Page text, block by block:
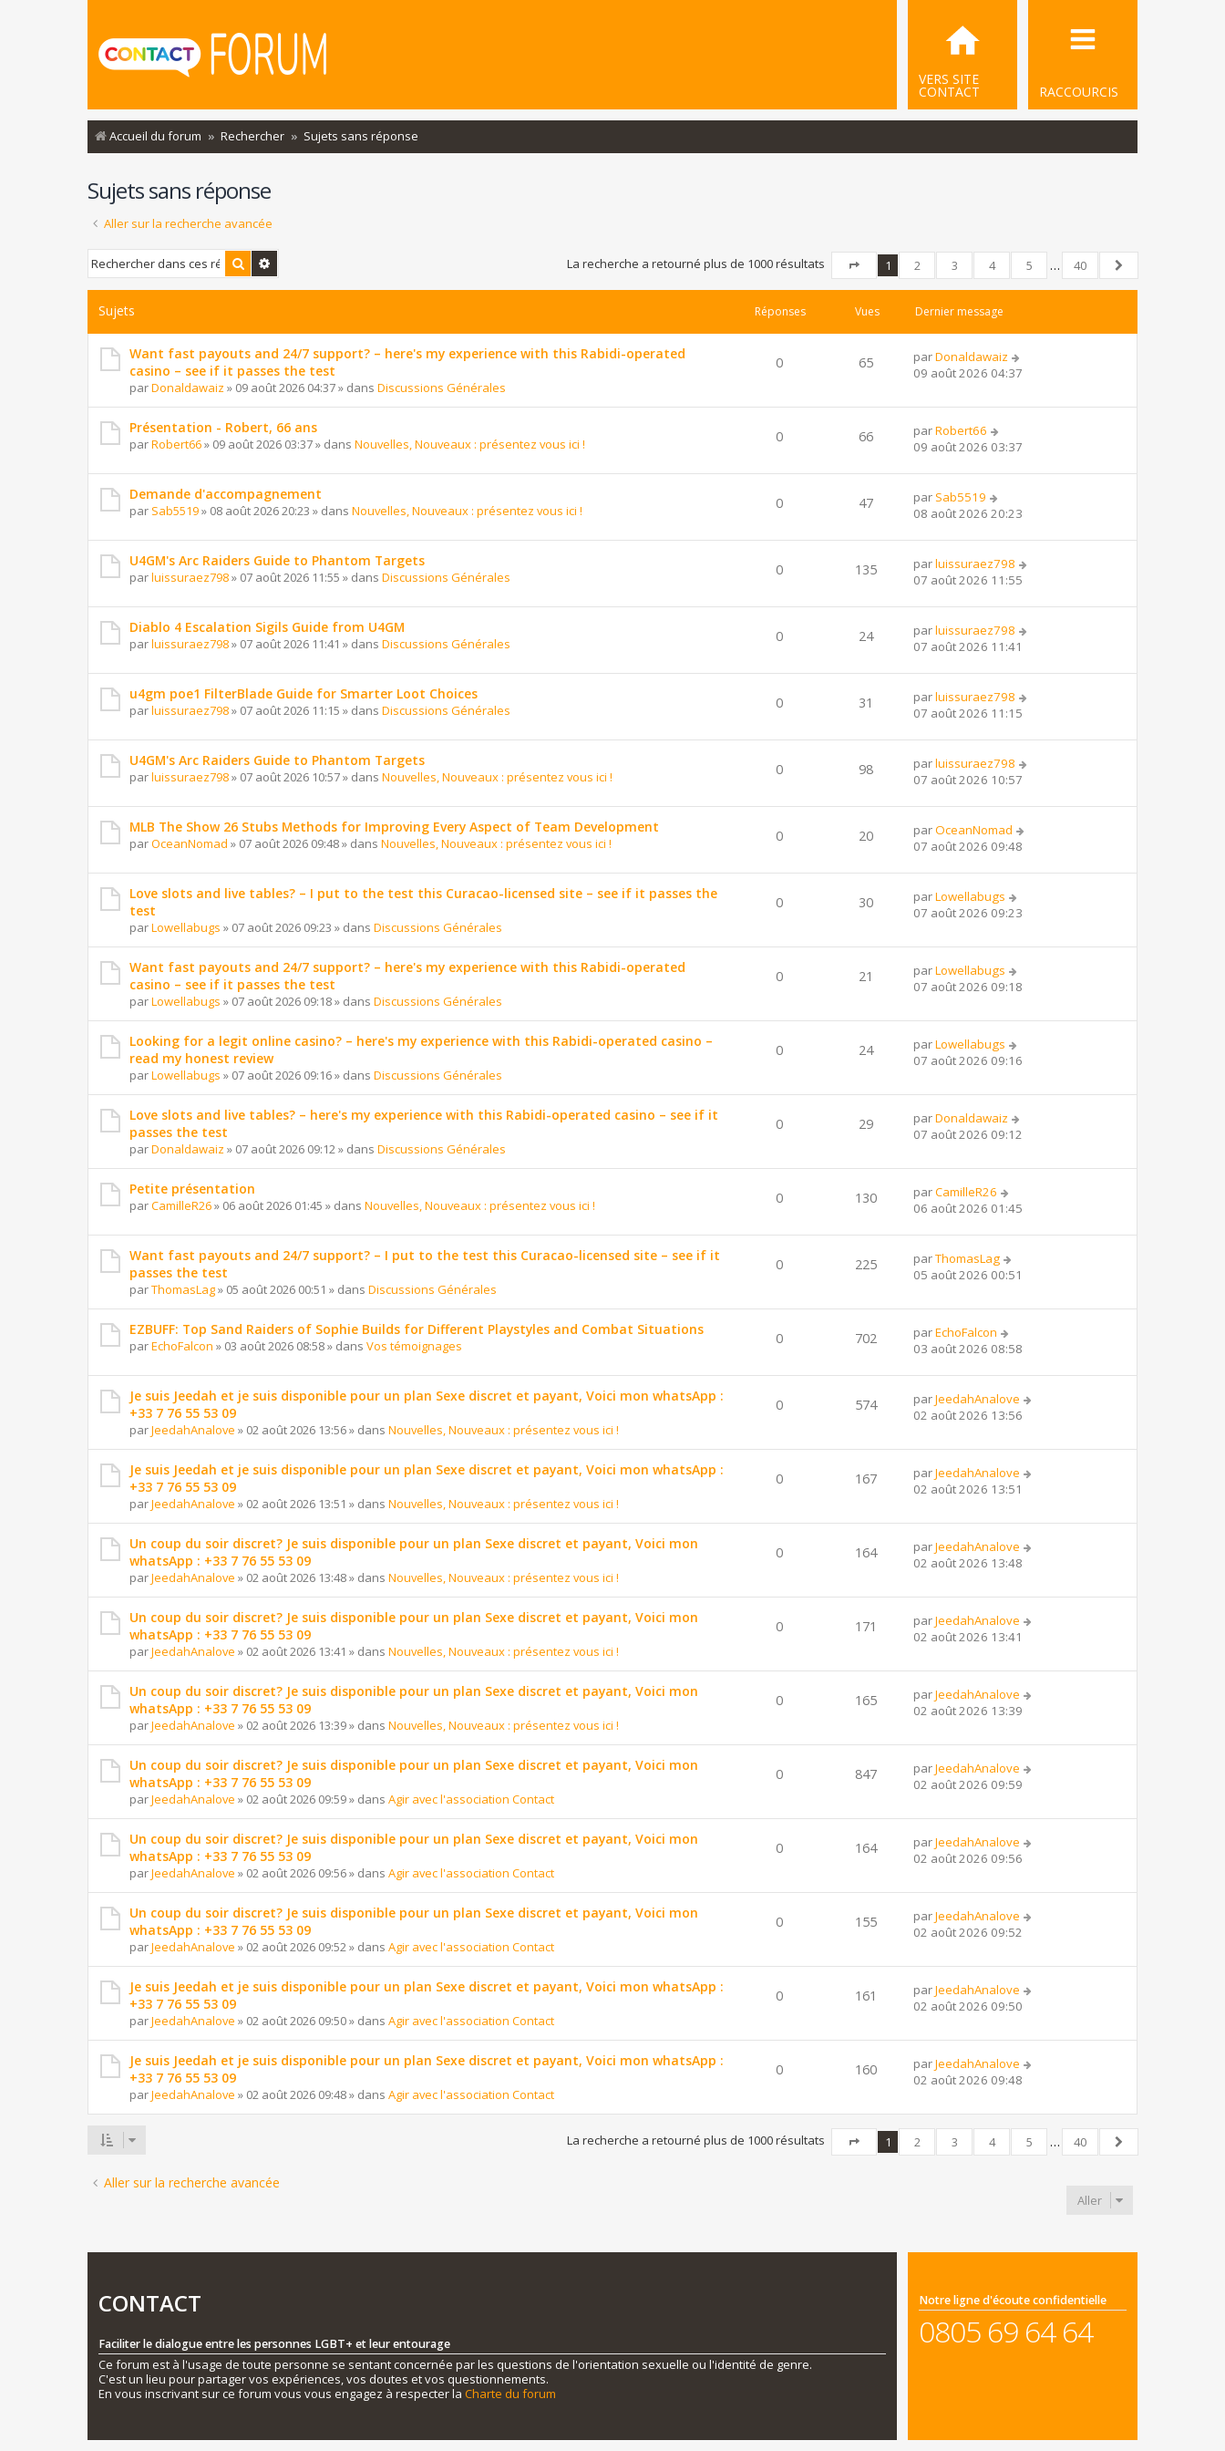
RACCOURCIS
VERS SITE
CONTACT
Accueil du forum Rechercher Sujets sans réponse
Sujets sans réponse
Aller sur la recherche avancée
Rechercher
La recherche a retourné plus de 1000 résultats
Page
sur40
1 2 3 4 5 …
40
Suivant
Sujets Réponses Vues Dernier message
Want fast payouts and 24/7 support? – here's my experience with this Rabidi-operated
casino – see if it passes the test
parDonaldawaiz » 09 août 2026 04:37» dans Discussions Générales
0 65 parDonaldawaiz
09 août 2026 04:37
Présentation - Robert, 66 ans
parRobert66» 09 août 2026 03:37» dans Nouvelles, Nouveaux : présentez vous ici ! 0 66 parRobert66
09 août 2026 03:37
Demande d'accompagnement
par Sab5519» 08 août 2026 20:23 » dans Nouvelles, Nouveaux : présentez vous ici ! 0 47 par Sab5519
08 août 2026 20:23
U4GM's Arc Raiders Guide to Phantom Targets
parluissuraez798» 07 août 2026 11:55 » dans Discussions Générales 0 135 parluissuraez798
07 août 2026 11:55
Diablo 4 Escalation Sigils Guide from U4GM
parluissuraez798» 07 août 2026 11:41 » dans Discussions Générales 0 24 parluissuraez798
07 août 2026 11:41
u4gm poe1 FilterBlade Guide for Smarter Loot Choices
parluissuraez798» 07 août 2026 11:15 » dans Discussions Générales 0 31 parluissuraez798
07 août 2026 11:15
U4GM's Arc Raiders Guide to Phantom Targets
parluissuraez798» 07 août 2026 10:57» dans Nouvelles, Nouveaux : présentez vous ici ! 0 98 parluissuraez798
07 août 2026 10:57
MLB The Show 26 Stubs Methods for Improving Every Aspect of Team Development
parOceanNomad » 07 août 2026 09:48» dans Nouvelles, Nouveaux : présentez vous ici ! 0 20 parOceanNomad
07 août 2026 09:48
Love slots and live tables? – I put to the test this Curacao-licensed site – see if it passes the
test
parLowellabugs » 07 août 2026 09:23 » dans Discussions Générales
0 30 parLowellabugs
07 août 2026 09:23
Want fast payouts and 24/7 support? – here's my experience with this Rabidi-operated
casino – see if it passes the test
parLowellabugs » 07 août 2026 09:18» dans Discussions Générales
0 21 parLowellabugs
07 août 2026 09:18
Looking for a legit online casino? – here's my experience with this Rabidi-operated casino –
read my honest review
parLowellabugs » 07 août 2026 09:16» dans Discussions Générales
0 24 parLowellabugs
07 août 2026 09:16
Love slots and live tables? – here's my experience with this Rabidi-operated casino – see if it
passes the test
parDonaldawaiz » 07 août 2026 09:12 » dans Discussions Générales
0 29 parDonaldawaiz
07 août 2026 09:12
Petite présentation
parCamilleR26» 06 août 2026 01:45 » dans Nouvelles, Nouveaux : présentez vous ici ! 0 130 parCamilleR26
06 août 2026 01:45
Want fast payouts and 24/7 support? – I put to the test this Curacao-licensed site – see if it
passes the test
parThomasLag» 05 août 2026 00:51 » dans Discussions Générales
0 225 parThomasLag
05 août 2026 00:51
EZBUFF: Top Sand Raiders of Sophie Builds for Different Playstyles and Combat Situations
parEchoFalcon » 03 août 2026 08:58» dans Vos témoignages 0 702 parEchoFalcon
03 août 2026 08:58
Je suis Jeedah et je suis disponible pour un plan Sexe discret et payant, Voici mon whatsApp :
+33 7 76 55 53 09
parJeedahAnalove » 02 août 2026 13:56» dans Nouvelles, Nouveaux : présentez vous ici !
0 574 parJeedahAnalove
02 août 2026 13:56
Je suis Jeedah et je suis disponible pour un plan Sexe discret et payant, Voici mon whatsApp :
+33 7 76 55 53 09
parJeedahAnalove » 02 août 2026 13:51 » dans Nouvelles, Nouveaux : présentez vous ici !
0 167 parJeedahAnalove
02 août 2026 13:51
Un coup du soir discret? Je suis disponible pour un plan Sexe discret et payant, Voici mon
whatsApp : +33 7 76 55 53 09
parJeedahAnalove » 02 août 2026 13:48» dans Nouvelles, Nouveaux : présentez vous ici !
0 164 parJeedahAnalove
02 août 2026 13:48
Un coup du soir discret? Je suis disponible pour un plan Sexe discret et payant, Voici mon
whatsApp : +33 7 76 55 53 09
parJeedahAnalove » 02 août 2026 13:41 » dans Nouvelles, Nouveaux : présentez vous ici !
0 171 parJeedahAnalove
02 août 2026 13:41
Un coup du soir discret? Je suis disponible pour un plan Sexe discret et payant, Voici mon
whatsApp : +33 7 76 55 53 09
parJeedahAnalove » 02 août 2026 13:39» dans Nouvelles, Nouveaux : présentez vous ici !
0 165 parJeedahAnalove
02 août 2026 13:39
Un coup du soir discret? Je suis disponible pour un plan Sexe discret et payant, Voici mon
whatsApp : +33 7 76 55 53 09
parJeedahAnalove » 02 août 2026 09:59» dans Agir avec l'association Contact
0 847 parJeedahAnalove
02 août 2026 09:59
Un coup du soir discret? Je suis disponible pour un plan Sexe discret et payant, Voici mon
whatsApp : +33 7 76 55 53 09
parJeedahAnalove » 02 août 2026 09:56» dans Agir avec l'association Contact
0 164 parJeedahAnalove
02 août 2026 09:56
Un coup du soir discret? Je suis disponible pour un plan Sexe discret et payant, Voici mon
whatsApp : +33 7 76 55 53 09
parJeedahAnalove » 02 août 2026 09:52 » dans Agir avec l'association Contact
0 155 parJeedahAnalove
02 août 2026 09:52
Je suis Jeedah et je suis disponible pour un plan Sexe discret et payant, Voici mon whatsApp :
+33 7 76 55 53 09
parJeedahAnalove » 02 août 2026 09:50» dans Agir avec l'association Contact
0 161 parJeedahAnalove
02 août 2026 09:50
Je suis Jeedah et je suis disponible pour un plan Sexe discret et payant, Voici mon whatsApp :
+33 7 76 55 53 09
parJeedahAnalove » 02 août 2026 09:48» dans Agir avec l'association Contact
0 160 parJeedahAnalove
02 août 2026 09:48
La recherche a retourné plus de 1000 résultats
Page
sur40
1 2 3 4 5 …
40
Suivant
Aller sur la recherche avancée
Aller
CONTACT
Faciliter le dialogue entre les personnes LGBT+ et leur entourage
Ce forum est à l'usage de toute personne se sentant concernée par les questions de l'orientation sexuelle ou l'identité de genre.
C'est un lieu pour partager vos expériences, vos doutes et vos questionnements.
En vous inscrivant sur ce forum vous vous engagez à respecter la Charte du forum
Notre ligne d'écoute confidentielle
0805 69 64 64